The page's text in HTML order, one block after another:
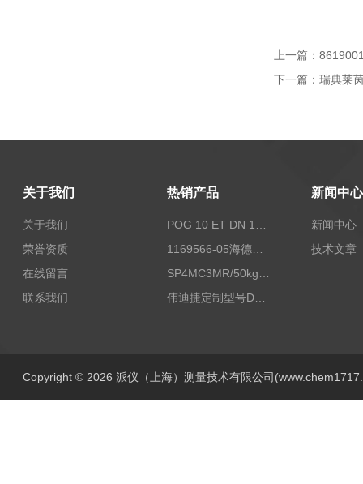
上一篇：
下一篇： 瑞典莱
关于我们
关于我们
荣誉资质
在线留言
联系我们
热销产品
1169566-05海德汉西门子编码器现货
伟迪捷定制型号DHM506-5000-002
新闻中心
新闻中心
技术文章
Copyright © 2026 派仪（上海）测量技术有限公司